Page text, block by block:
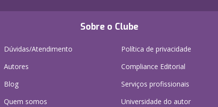
Sobre o Clube
Dúvidas/Atendimento
Autores
Blog
Quem somos
Política de privacidade
Compliance Editorial
Serviços profissionais
Universidade do autor